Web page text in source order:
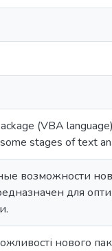
(VBA
stages of text
возможности
для
нового